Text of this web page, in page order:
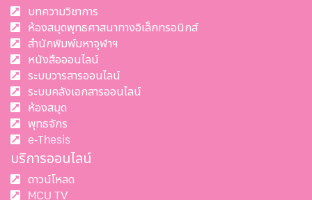
บทความวิชาการ
ห้องสมุดพุทธศาสนาทางอิเล็กทรอนิกส์
สำนักพิมพ์มหาจุฬาฯ
หนังสือออนไลน์
ระบบวารสารออนไลน์
ระบบคลังเอกสารออนไลน์
ห้องสมุด
พุทธจักร
e-Thesis
บริการออนไลน์
ดาวน์โหลด
MCU TV